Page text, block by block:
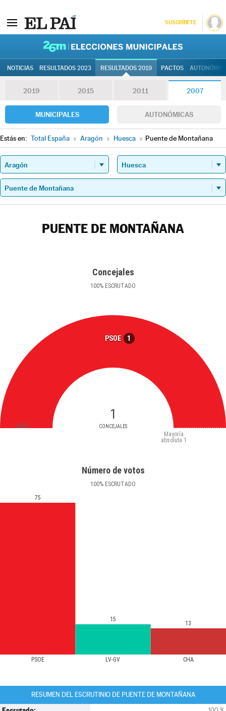
SUSCRÍBETE
NOTICIAS RESULTADOS 2023 RESULTADOS 2019 PACTOS
2019 2015 2011 2007
MUNICIPALES AUTONÓMICAS
Estás en: Total España » Aragón » Huesca » Puente de Montañana
PUENTE DE MONTAÑANA
Concejales
100% ESCRUTADO
PSOE 1
1
CONCEJALES
Mayoría
absoluta 1
2007
Número de votos
100% ESCRUTADO
PSOE LV-GV CHA
75
15
13
RESUMEN DEL ESCRUTINIO DE PUENTE DE MONTAÑANA